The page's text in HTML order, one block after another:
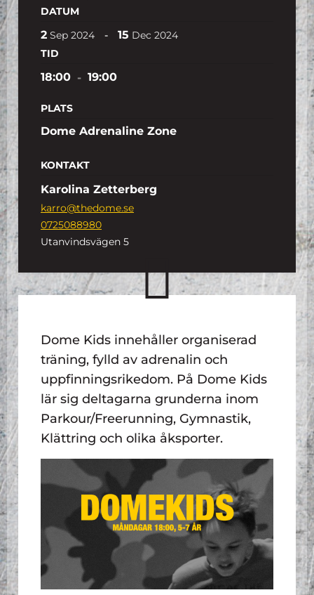
DATUM
2 Sep 2024 - 15 Dec 2024
TID
18:00 - 19:00
PLATS
Dome Adrenaline Zone
KONTAKT
Karolina Zetterberg
karro@thedome.se
0725088980
Utanvindsvägen 5
Dome Kids innehåller organiserad
träning, fylld av adrenalin och
uppfinningsrikedom. På Dome Kids
lär sig deltagarna grunderna inom
Parkour/Freerunning, Gymnastik,
Klättring och olika åksporter.